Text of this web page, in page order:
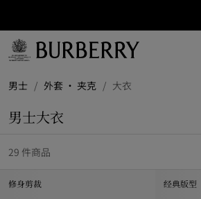
订阅获取
Burberry
品牌资
男士 / 外套 · 夹克 / 大衣
男士大衣
29 件商品
修身剪裁 经典版型